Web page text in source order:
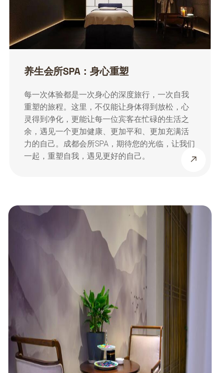
养生会所SPA：身心重塑
每一次体验都是一次身心的深度旅行，一次自我
重塑的旅程。这里，不仅能让身体得到放松，心
灵得到净化，更能让每一位宾客在忙碌的生活之
余，遇见一个更加健康、更加平和、更加充满活
力的自己。成都会所SPA，期待您的光临，让我们
一起，重塑自我，遇见更好的自己。